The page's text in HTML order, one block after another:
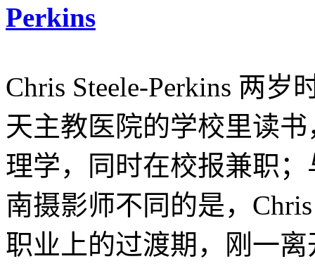
Perkins
Chris Steele-Perkins 两
天主教医院的学校里读
理学，同时在校报兼职
南摄影师不同的是，
职业上的过渡期，刚一